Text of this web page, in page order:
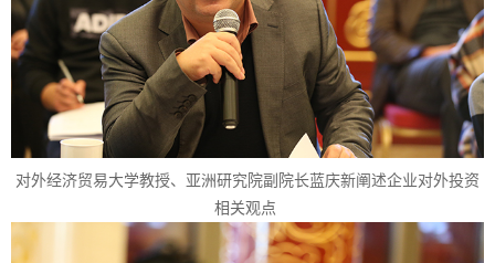
对外经济贸易大学教授、亚洲研究院副院长蓝庆新阐述企业对外投资
相关观点